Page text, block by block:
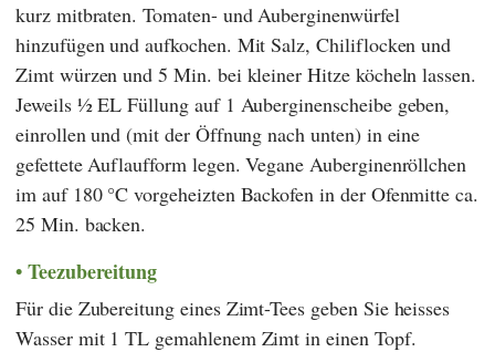
kurz mitbraten. Tomaten- und Auberginenwürfel
hinzufügen und aufkochen. Mit Salz, Chiliflocken und
Zimt würzen und 5 Min. bei kleiner Hitze köcheln lassen.
Jeweils ½ EL Füllung auf 1 Auberginenscheibe geben,
einrollen und (mit der Öffnung nach unten) in eine
gefettete Auflaufform legen. Vegane Auberginenröllchen
im auf 180 °C vorgeheizten Backofen in der Ofenmitte ca.
25 Min. backen.
Teezubereitung
Für die Zubereitung eines Zimt-Tees geben Sie heisses
Wasser mit 1 TL gemahlenem Zimt in einen Topf.